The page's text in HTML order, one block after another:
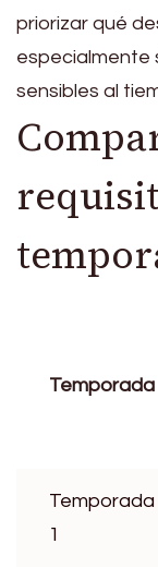
priorizar qué
especialmente
sensibles al
Temporada
Temporada
1